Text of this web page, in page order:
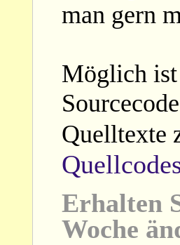
man gern
Möglich ist
Quelltexte
Erhalten
Woche